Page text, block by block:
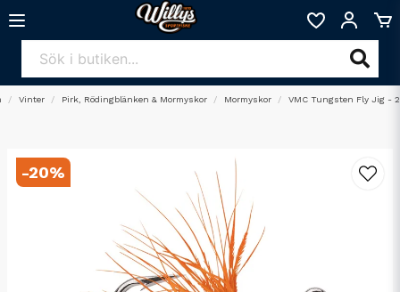
Vinter Pirk, Rödingblänken & Mormyskor Mormyskor VMC Tungsten Fly Jig -
-20%